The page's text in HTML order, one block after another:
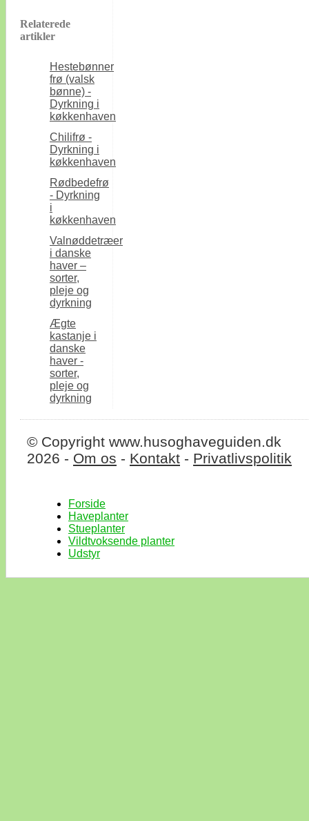
Relaterede
artikler
Hestebønner
frø (valsk
bønne) -
Dyrkning i
køkkenhaven
Chilifrø -
Dyrkning i
køkkenhaven
Rødbedefrø
- Dyrkning
i
køkkenhaven
Valnøddetræer
i danske
haver –
sorter,
pleje og
dyrkning
Ægte
kastanje i
danske
haver -
sorter,
pleje og
dyrkning
© Copyright www.husoghaveguiden.dk
2026 - Om os - Kontakt - Privatlivspolitik
Forside
Haveplanter
Stueplanter
Vildtvoksende planter
Udstyr